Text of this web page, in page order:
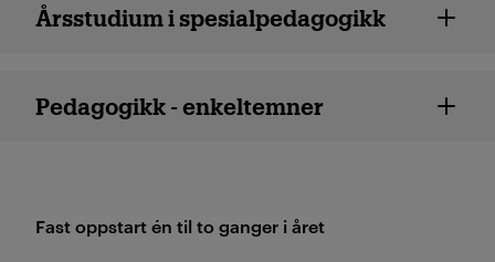
Årsstudium i spesialpedagogikk
Pedagogikk - enkeltemner
Fast oppstart én til to ganger i året